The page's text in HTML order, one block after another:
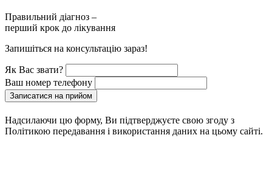
Правильний діагноз –
перший крок до лікування
Запишіться на консультацію зараз!
Як Вас звати?
Ваш номер телефону
Записатися на прийом
Надсилаючи цю форму, Ви підтверджуєте свою згоду з
Політикою передавання і використання даних на цьому сайті.